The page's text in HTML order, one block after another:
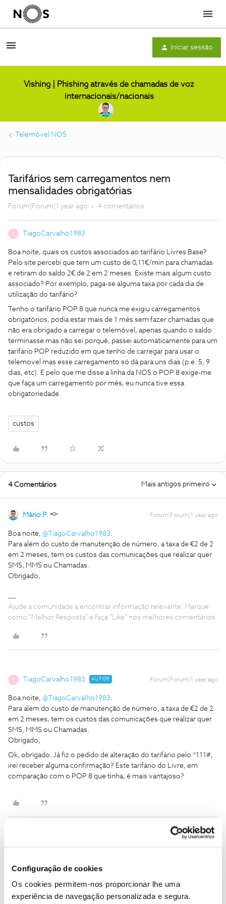
Configuração de cookies
Os cookies permitem-nos proporcionar lhe uma
experiência de navegação personalizada e segura.
Menu
Iniciar sessão
Vishing | Phishing através de chamadas de voz
internacionais/nacionais
Telemóvel NOS
Tarifários sem carregamentos nem
mensalidades obrigatórias
Forum|Forum|1 year ago 4 comentários
TiagoCarvalho1983
Boa noite, quais os custos associados ao tarifário Livres Base?
Pelo site percebi que tem um custo de 0,11€/min para chamadas
e retiram do saldo 2€ de 2 em 2 meses. Existe mais algum custo
associado? Por exemplo, paga-se alguma taxa por cada dia de
utilização do tarifário?
Tenho o tarifário POP 8 que nunca me exigiu carregamentos
obrigatórios, podia estar mais de 1 mês sem fazer chamadas que
não era obrigado a carregar o telemóvel, apenas quando o saldo
terminasse mas não sei porquê, passei automaticamente para um
tarifário POP reduzido em que tenho de carregar para usar o
telemovel mas esse carregamento só dá para uns dias (p.e. 5, 9
dias, etc). E pelo que me disse a linha da NOS o POP 8 exige-me
que faça um carregamento por mês, eu nunca tive essa
obrigatoriedade.
custos
4 Comentários Mais antigos primeiro
Mário P. Forum|Forum|1 year ago
Boa noite, ​ @TiagoCarvalho1983.
Para além do custo de manutenção de número, a taxa de €2 de 2
em 2 meses, tem os custos das comunicações que realizar quer
SMS, MMS ou Chamadas.
Obrigado,
Ajude a comunidade a encontrar informação relevante. Marque
como "Melhor Resposta" e faça "Like" nos melhores comentários.
TiagoCarvalho1983 AUTOR Forum|Forum|1 year ago
Boa noite, ​ @TiagoCarvalho1983.
Para além do custo de manutenção de número, a taxa de €2 de 2
em 2 meses, tem os custos das comunicações que realizar quer
SMS, MMS ou Chamadas.
Obrigado,
Ok, obrigado. Já fiz o pedido de alteração do tarifário pelo *111#,
irei receber alguma confirmação? Este tarifário do Livre, em
comparação com o POP 8 que tinha, é mais vantajoso?
Este também exige que faça carregamentos mas não mensais, é
debitar os 2€